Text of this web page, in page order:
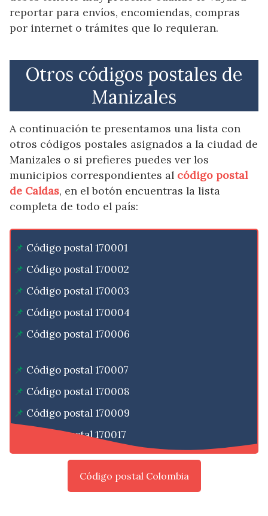
reportar para envíos, encomiendas, compras
por internet o trámites que lo requieran.
Otros códigos postales de
Manizales
A continuación te presentamos una lista con
otros códigos postales asignados a la ciudad de
Manizales o si prefieres puedes ver los
municipios correspondientes al código postal
de Caldas, en el botón encuentras la lista
completa de todo el país:
Código postal 170001
Código postal 170002
Código postal 170003
Código postal 170004
Código postal 170006
Código postal 170007
Código postal 170008
Código postal 170009
Código postal 170017
Código postal Colombia